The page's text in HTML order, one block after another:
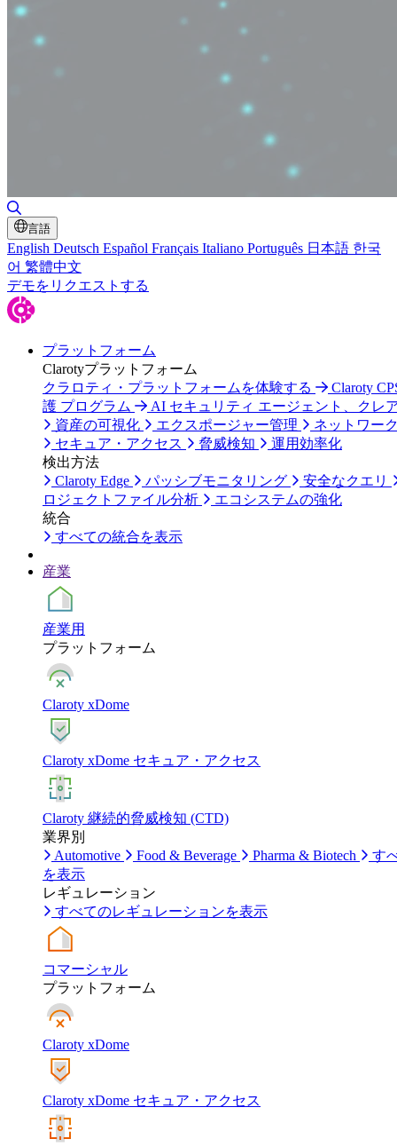
言語
English Deutsch Español Français Italiano Português 日本語 한국
어 繁體中文
デモをリクエストする
プラットフォーム
Clarotyプラットフォーム
クラロティ・プラットフォームを体験する
Claroty
護 プログラム
AI セキュリティ エージェント、クレ
資産の可視化
エクスポージャー管理
ネットワー
セキュア・アクセス
脅威検知
運用効率化
検出方法
Claroty Edge
パッシブモニタリング
安全なクエリ
ロジェクトファイル分析
エコシステムの強化
統合
すべての統合を表示
産業
産業用
プラットフォーム
Claroty xDome
Claroty xDome セキュア・アクセス
Claroty 継続的脅威検知 (CTD)
業界別
Automotive
Food & Beverage Pharma & Biotech
す
を表示
レギュレーション
すべてのレギュレーションを表示
コマーシャル
プラットフォーム
Claroty xDome
Claroty xDome セキュア・アクセス